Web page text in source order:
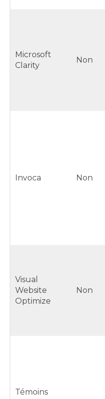
Microsoft
Clarity
Non
Invoca Non
Visual
Website
Optimize
Non
Témoins